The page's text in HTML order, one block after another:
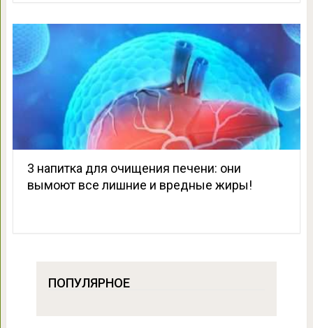
3 напитка для очищения печени: они
вымоют все лишние и вредные жиры!
ПОПУЛЯРНОЕ